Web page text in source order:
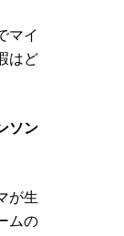
マイ
はど
ソン
が生
ムの